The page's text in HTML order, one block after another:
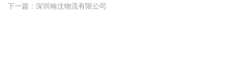
下一篇：深圳翰汶物流有限公司